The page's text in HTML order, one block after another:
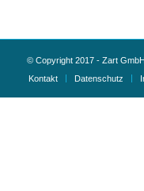
© Copyright 2017 - Zart
Kontakt
Datenschutz